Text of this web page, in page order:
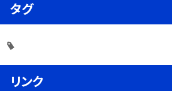
タグ
リンク